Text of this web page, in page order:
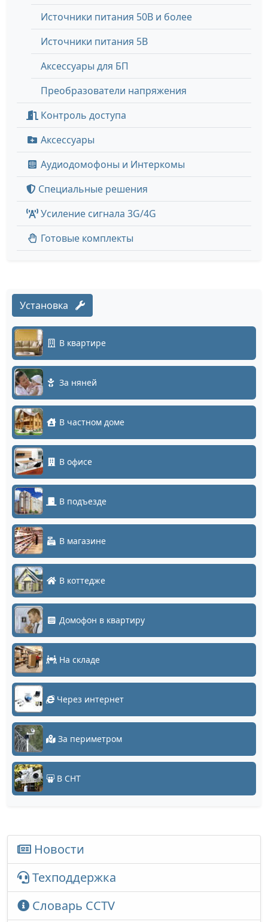
Источники питания 50В и более
Источники питания 5В
Аксессуары для БП
Преобразователи напряжения
Контроль доступа
Аксессуары
Аудиодомофоны и Интеркомы
Специальные решения
Усиление сигнала 3G/4G
Готовые комплекты
Установка
В квартире
За няней
В частном доме
В офисе
В подъезде
В магазине
В коттедже
Домофон в квартиру
На складе
Через интернет
За периметром
В СНТ
Новости
Техподдержка
Словарь CCTV